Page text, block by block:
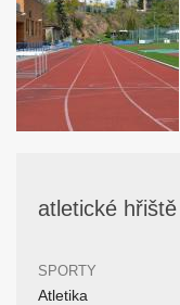
atletické
SPORTY
Atletika